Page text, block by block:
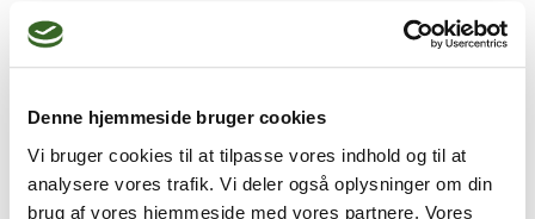
Denne hjemmeside bruger cookies
Vi bruger cookies til at tilpasse vores indhold og til at
analysere vores trafik. Vi deler også oplysninger om din
brug af vores hjemmeside med vores partnere. Vores
følelsesmæssige problemer.
Jeg kan hjælpe dig med
Familieproblemer,